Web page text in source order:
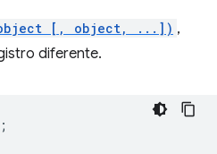
[, object, ...]) ,
diferente.